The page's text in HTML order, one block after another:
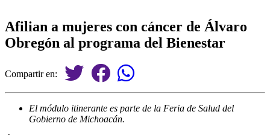
Afilian a mujeres con cáncer de Álvaro
Obregón al programa del Bienestar
Compartir en:
El módulo itinerante es parte de la Feria de Salud del
Gobierno de Michoacán.